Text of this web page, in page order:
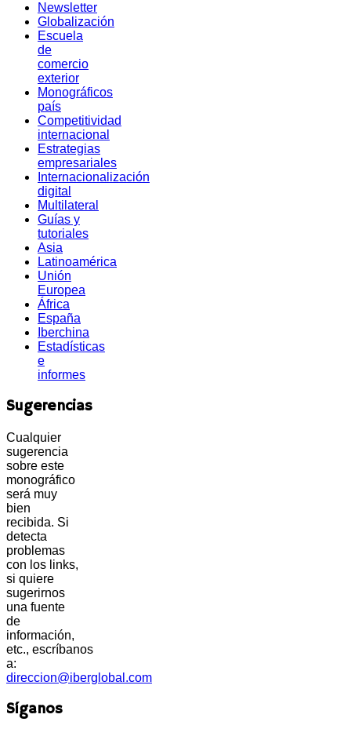
Newsletter
Globalización
Escuela
de
comercio
exterior
Monográficos
país
Competitividad
internacional
Estrategias
empresariales
Internacionalización
digital
Multilateral
Guías y
tutoriales
Asia
Latinoamérica
Unión
Europea
África
España
Iberchina
Estadísticas
e
informes
Sugerencias
Cualquier
sugerencia
sobre este
monográfico
será muy
bien
recibida. Si
detecta
problemas
con los links,
si quiere
sugerirnos
una fuente
de
información,
etc., escríbanos
a:
direccion@iberglobal.com
Síganos